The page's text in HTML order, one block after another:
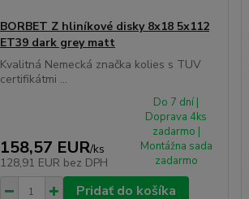
BORBET Z hliníkové disky 8x18 5x112
ET39 dark grey matt
Kvalitná Nemecká značka kolies s TUV
certifikátmi ...
158,57 EUR/ks
128,91 EUR bez DPH
Do 7 dní |
Doprava 4ks
zadarmo |
Montážna sada
zadarmo
Pridať do košíka